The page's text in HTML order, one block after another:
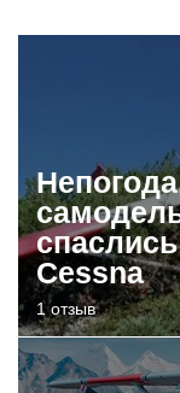
Cessna
1 отзыв